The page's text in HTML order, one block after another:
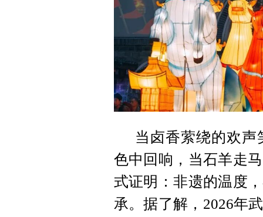
当卤香萦绕的欢
色中回响，当石羊走
式证明：非遗的温度
承。据了解，2026年